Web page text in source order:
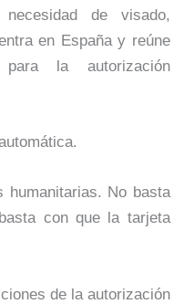
de visado,
en España y reúne
la autorización
humanitarias. No basta
con que la tarjeta
de la autorización